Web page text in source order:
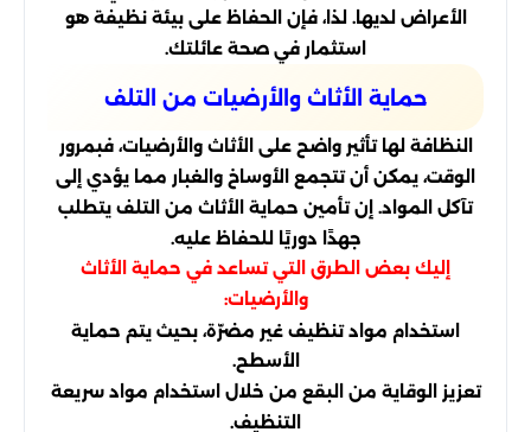
الأعراض لديها. لذا، فإن الحفاظ على بيئة نظيفة هو
استثمار في صحة عائلتك.
حماية الأثاث والأرضيات من التلف
النظافة لها تأثير واضح على الأثاث والأرضيات، فبمرور
الوقت، يمكن أن تتجمع الأوساخ والغبار مما يؤدي إلى
تآكل المواد. إن تأمين حماية الأثاث من التلف يتطلب
جهدًا دوريًا للحفاظ عليه.
إليك بعض الطرق التي تساعد في حماية الأثاث
والأرضيات:
استخدام مواد تنظيف غير مضرّة، بحيث يتم حماية
الأسطح.
تعزيز الوقاية من البقع من خلال استخدام مواد سريعة
التنظيف.